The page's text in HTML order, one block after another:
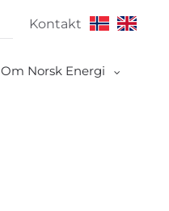
Kontakt
Om Norsk Energi